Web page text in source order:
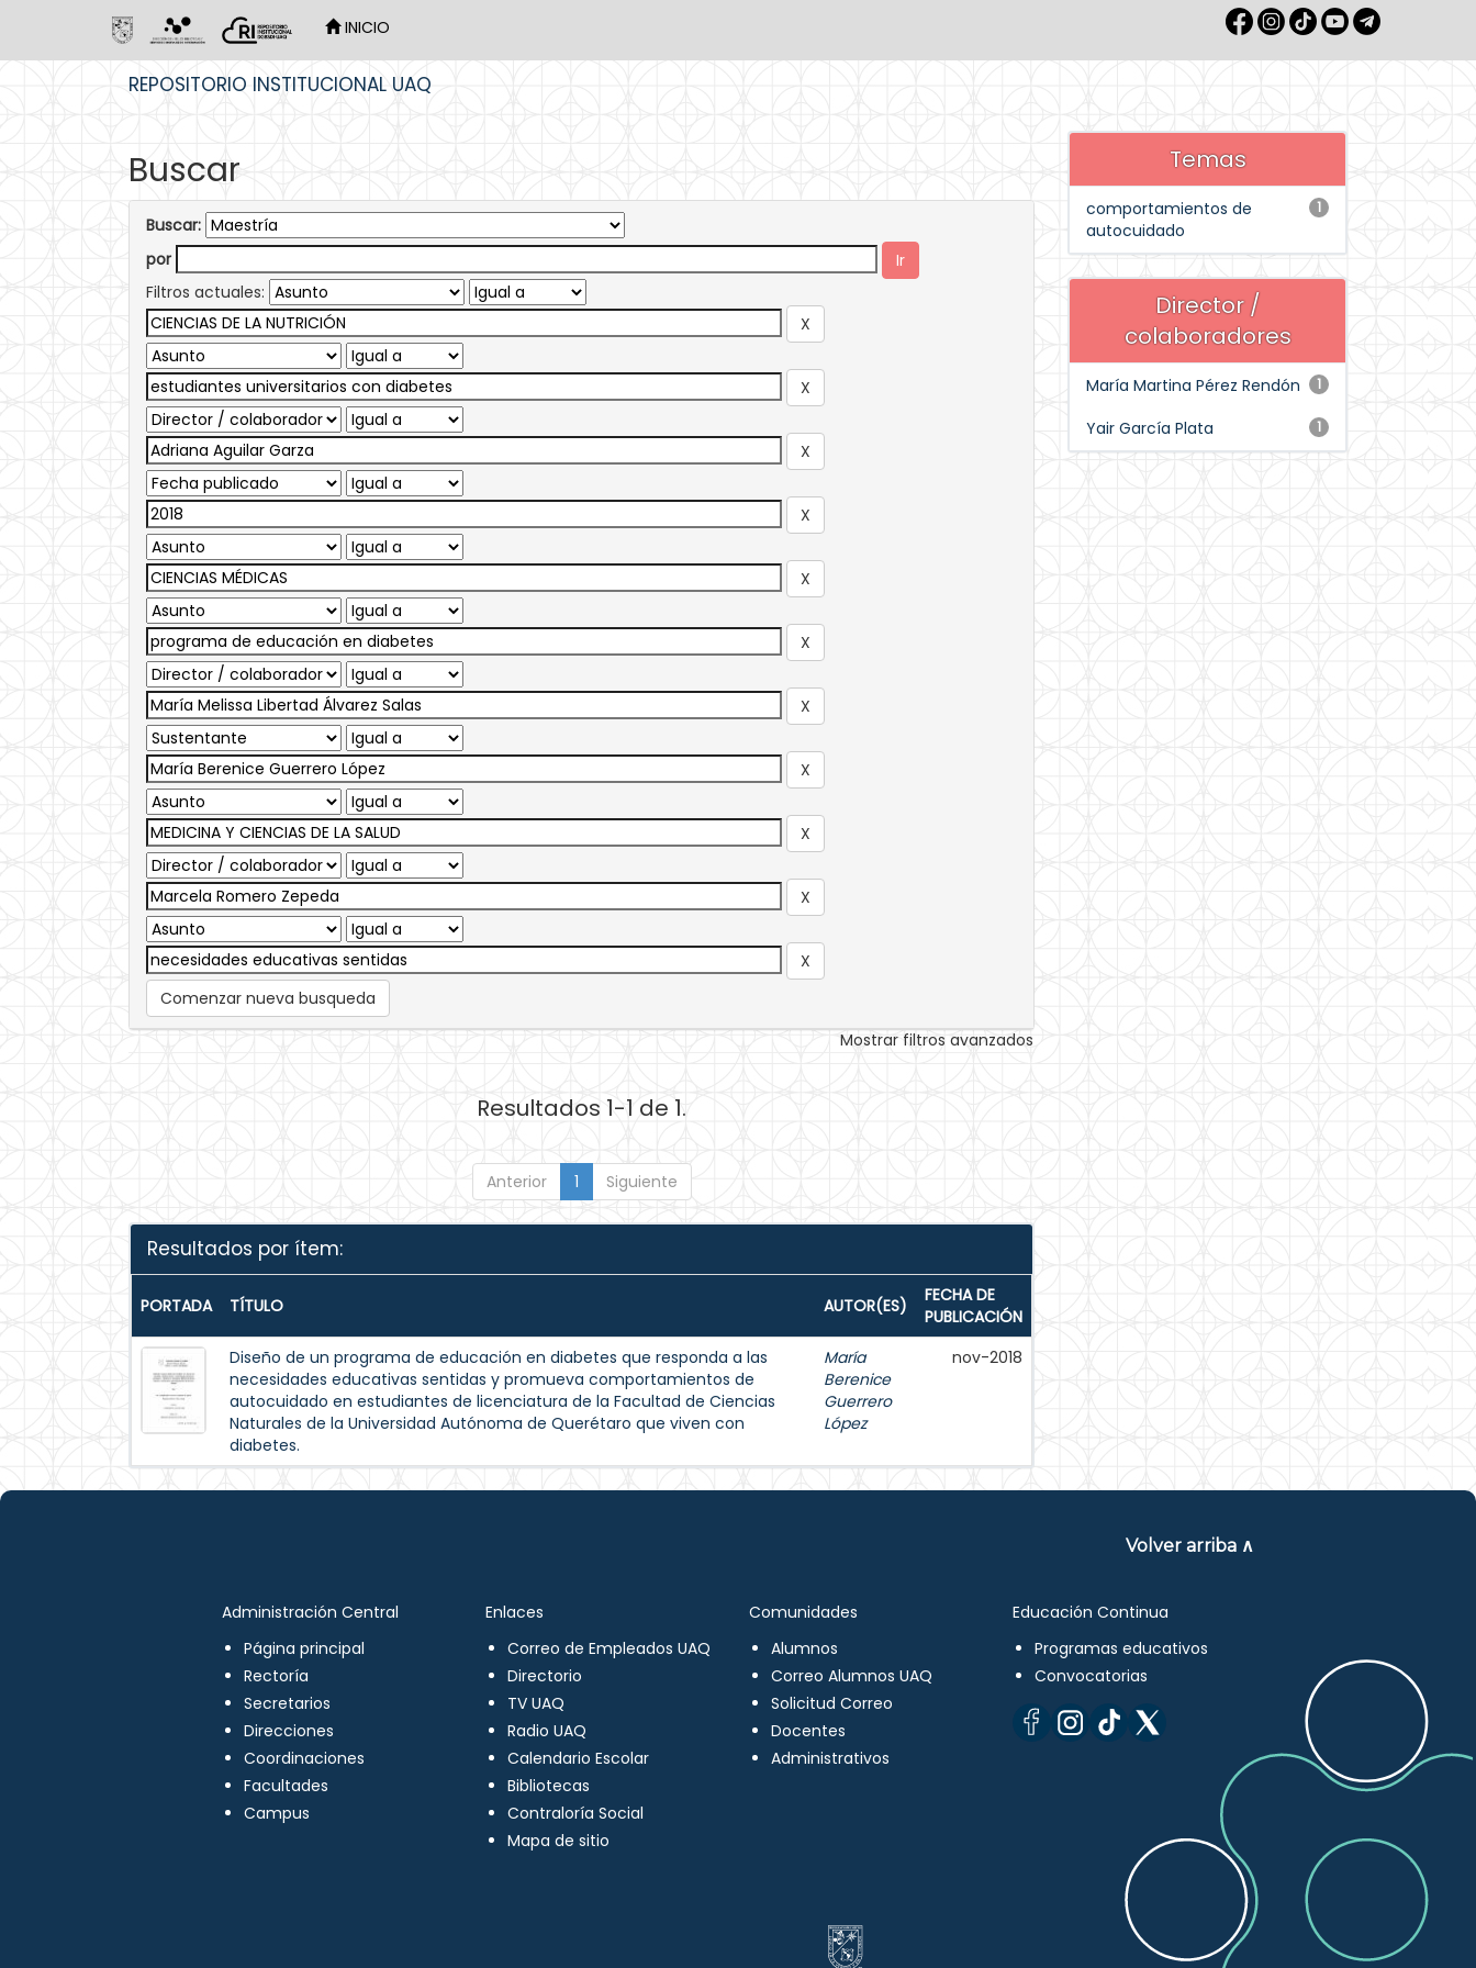
INICIO
REPOSITORIO INSTITUCIONAL UAQ
Buscar
Buscar:
por
Filtros actuales:
Comenzar nueva busqueda
Mostrar filtros avanzados
Resultados 1-1 de 1.
Anterior 1 Siguiente
Resultados por ítem:
PORTADA TÍTULO AUTOR(ES)
FECHA DE
PUBLICACIÓN
Diseño de un programa de educación en diabetes que responda a las
necesidades educativas sentidas y promueva comportamientos de
autocuidado en estudiantes de licenciatura de la Facultad de Ciencias
Naturales de la Universidad Autónoma de Querétaro que viven con
diabetes.
María
Berenice
Guerrero
López
nov-2018
Temas
1
comportamientos de
autocuidado
Director /
colaboradores
1
María Martina Pérez Rendón
1
Yair García Plata
Volver arriba ∧
Administración Central
Página principal
Rectoría
Secretarios
Direcciones
Coordinaciones
Facultades
Campus
Enlaces
Correo de Empleados UAQ
Directorio
TV UAQ
Radio UAQ
Calendario Escolar
Bibliotecas
Contraloría Social
Mapa de sitio
Comunidades
Alumnos
Correo Alumnos UAQ
Solicitud Correo
Docentes
Administrativos
Educación Continua
Programas educativos
Convocatorias